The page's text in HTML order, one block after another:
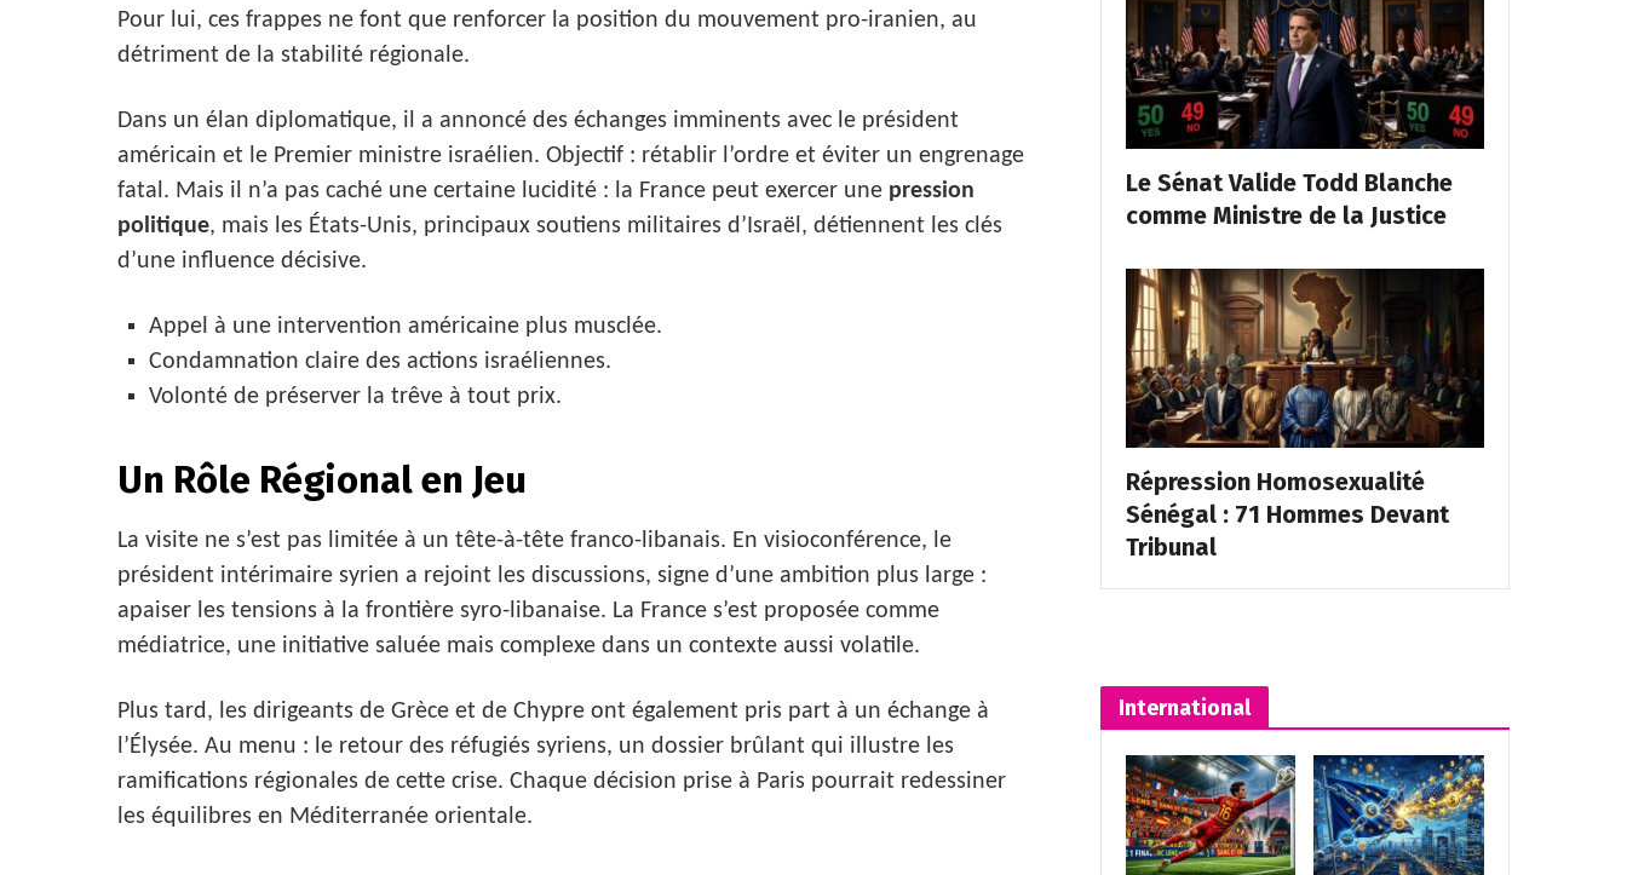
Pour lui, ces frappes ne font que renforcer la position du mouvement pro-iranien, au
détriment de la stabilité régionale.
Dans un élan diplomatique, il a annoncé des échanges imminents avec le président
américain et le Premier ministre israélien. Objectif : rétablir l’ordre et éviter un engrenage
fatal. Mais il n’a pas caché une certaine lucidité : la France peut exercer une pression
politique, mais les États-Unis, principaux soutiens militaires d’Israël, détiennent les clés
d’une influence décisive.
Appel à une intervention américaine plus musclée.
Condamnation claire des actions israéliennes.
Volonté de préserver la trêve à tout prix.
Un Rôle Régional en Jeu
La visite ne s’est pas limitée à un tête-à-tête franco-libanais. En visioconférence, le
président intérimaire syrien a rejoint les discussions, signe d’une ambition plus large :
apaiser les tensions à la frontière syro-libanaise. La France s’est proposée comme
médiatrice, une initiative saluée mais complexe dans un contexte aussi volatile.
Plus tard, les dirigeants de Grèce et de Chypre ont également pris part à un échange à
l’Élysée. Au menu : le retour des réfugiés syriens, un dossier brûlant qui illustre les
ramifications régionales de cette crise. Chaque décision prise à Paris pourrait redessiner
les équilibres en Méditerranée orientale.
Le Sénat Valide Todd Blanche
comme Ministre de la Justice
Répression Homosexualité
Sénégal : 71 Hommes Devant
Tribunal
International